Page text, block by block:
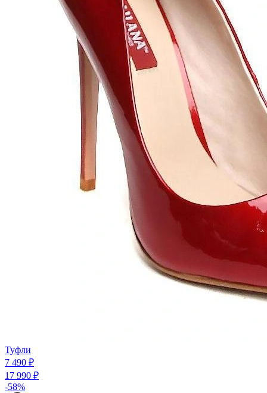
Туфли
7 490 ₽
17 990 ₽
-58%